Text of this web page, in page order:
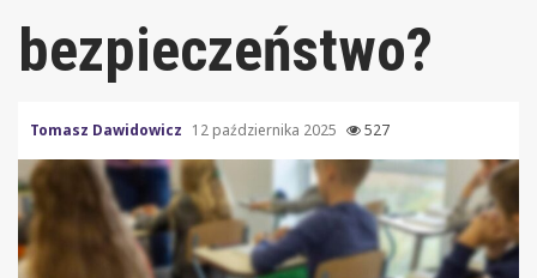
bezpieczeństwo?
Tomasz Dawidowicz 12 października 2025 527